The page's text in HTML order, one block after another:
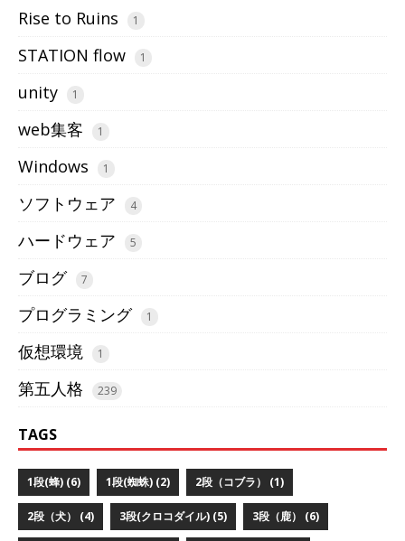
Rise to Ruins 1
STATION flow 1
unity 1
web集客 1
Windows 1
ソフトウェア 4
ハードウェア 5
ブログ 7
プログラミング 1
仮想環境 1
第五人格 239
TAGS
1段(蜂) (6) 1段(蜘蛛) (2) 2段（コブラ） (1)
2段（犬） (4) 3段(クロコダイル) (5) 3段（鹿） (6)